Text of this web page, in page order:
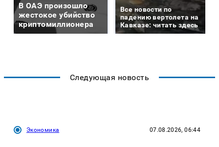
В ОАЭ произошло
жестокое убийство
криптомиллионера
Все новости по
падению вертолета на
Кавказе: читать здесь
Следующая новость
Экономика 07.08.2026, 06:44